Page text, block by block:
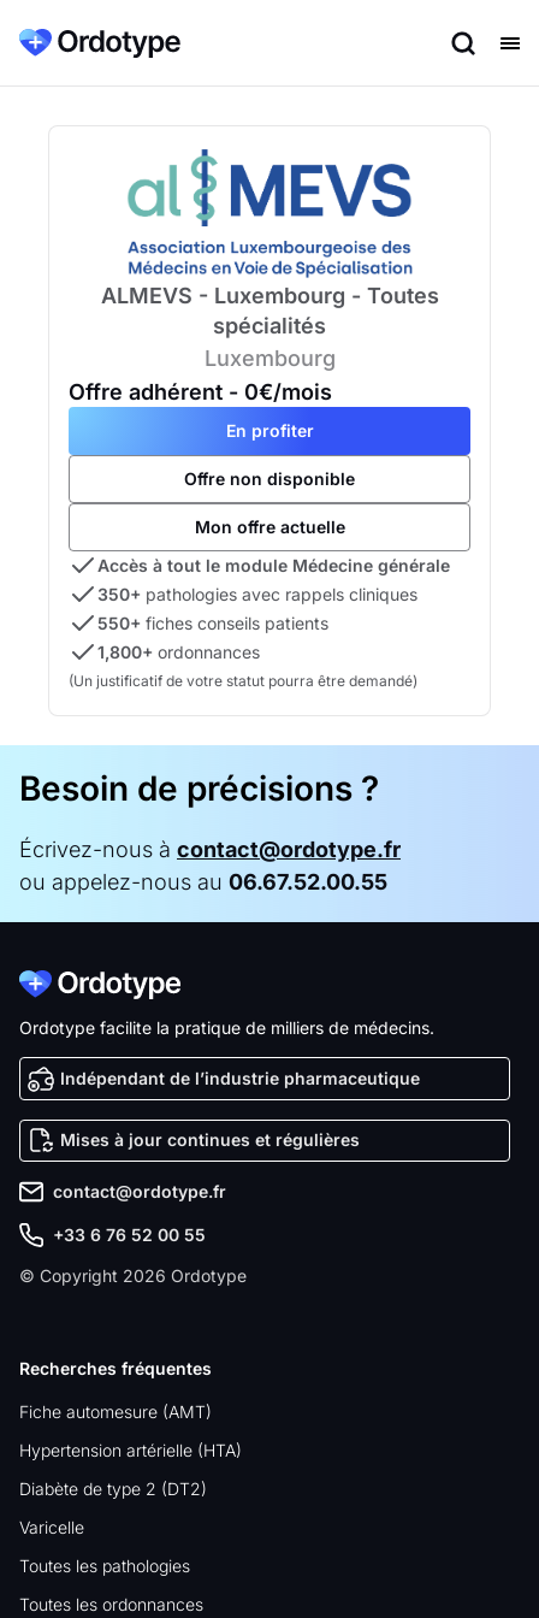
ALMEVS - Luxembourg - Toutes
spécialités
Luxembourg
Offre adhérent - 0€/mois
En profiter
Offre non disponible
Mon offre actuelle
Accès à tout le module Médecine générale
350+ pathologies avec rappels cliniques
550+ fiches conseils patients
1,800+ ordonnances
(Un justificatif de votre statut pourra être demandé)
Besoin de précisions ?
Écrivez-nous à contact@ordotype.fr
ou appelez-nous au 06.67.52.00.55
Ordotype facilite la pratique de milliers de médecins.
Indépendant de l’industrie pharmaceutique
Mises à jour continues et régulières
contact@ordotype.fr
+33 6 76 52 00 55
© Copyright 2026 Ordotype
Recherches fréquentes
Fiche automesure (AMT)
Hypertension artérielle (HTA)
Diabète de type 2 (DT2)
Varicelle
Toutes les pathologies
Toutes les ordonnances